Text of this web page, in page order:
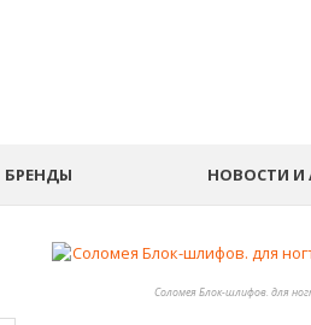
БРЕНДЫ НОВОСТИ И
Соломея Блок-шлифов. для